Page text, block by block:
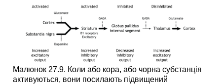
Малюнок 27.9. Коли або кора, або чорна субстанція
активуються, вони посилають підвищений